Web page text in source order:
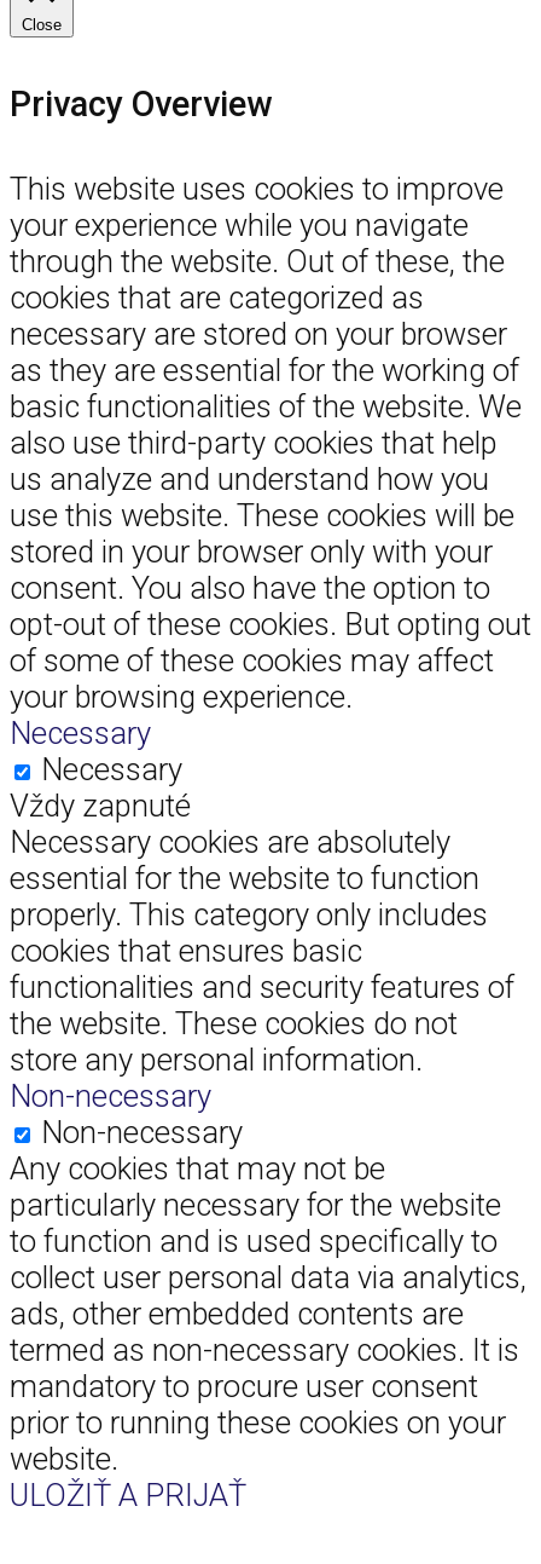
Close
Privacy Overview
This website uses cookies to improve
your experience while you navigate
through the website. Out of these, the
cookies that are categorized as
necessary are stored on your browser
as they are essential for the working of
basic functionalities of the website. We
also use third-party cookies that help
us analyze and understand how you
use this website. These cookies will be
stored in your browser only with your
consent. You also have the option to
opt-out of these cookies. But opting out
of some of these cookies may affect
your browsing experience.
Necessary
Necessary
Vždy zapnuté
Necessary cookies are absolutely
essential for the website to function
properly. This category only includes
cookies that ensures basic
functionalities and security features of
the website. These cookies do not
store any personal information.
Non-necessary
Non-necessary
Any cookies that may not be
particularly necessary for the website
to function and is used specifically to
collect user personal data via analytics,
ads, other embedded contents are
termed as non-necessary cookies. It is
mandatory to procure user consent
prior to running these cookies on your
website.
ULOŽIŤ A PRIJAŤ